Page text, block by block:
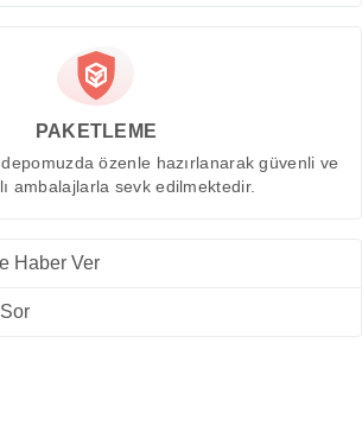
PAKETLEME
özenle hazırlanarak güvenli ve
ambalajlarla sevk edilmektedir.
Haber Ver